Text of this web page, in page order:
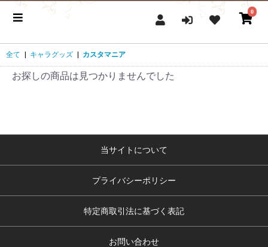
0
全て キャラグッズ カスタマニア
お探しの商品は見つかりませんでした
当サイトについて
プライバシーポリシー
特定商取引法に基づく表記
お問い合わせ